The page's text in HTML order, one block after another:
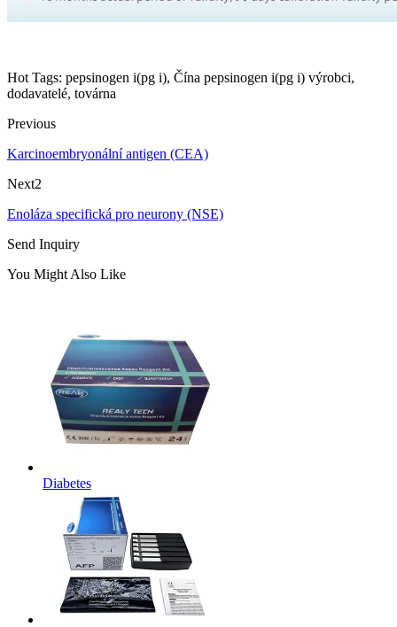
Hot Tags: pepsinogen i(pg i), Čína pepsinogen i(pg i) výrobci,
dodavatelé, továrna
Previous
Karcinoembryonální antigen (CEA)
Next2
Enoláza specifická pro neurony (NSE)
Send Inquiry
You Might Also Like
Diabetes